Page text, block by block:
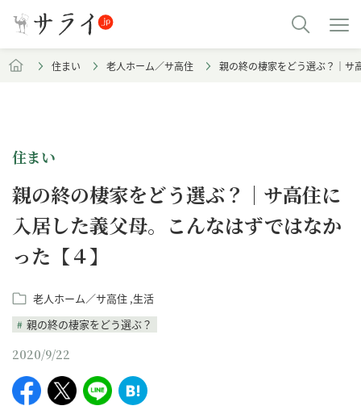
住まい 老人ホーム／サ高住 親の終の棲家をどう選ぶ？｜サ
住まい
親の終の棲家をどう選ぶ？｜サ高住に
入居した義父母。こんなはずではなか
った【４】
老人ホーム／サ高住 生活
親の終の棲家をどう選ぶ？
2020/9/22